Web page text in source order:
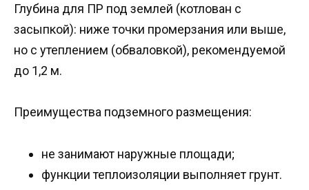
Глубина для ПР под землей (котлован с
засыпкой): ниже точки промерзания или выше,
но с утеплением (обваловкой), рекомендуемой
до 1,2 м.
Преимущества подземного размещения:
не занимают наружные площади;
функции теплоизоляции выполняет грунт.